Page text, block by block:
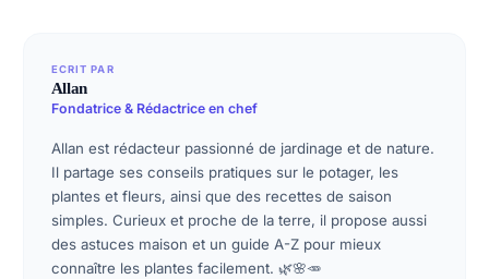
ECRIT PAR
Allan
Fondatrice & Rédactrice en chef
Allan est rédacteur passionné de jardinage et de nature.
Il partage ses conseils pratiques sur le potager, les
plantes et fleurs, ainsi que des recettes de saison
simples. Curieux et proche de la terre, il propose aussi
des astuces maison et un guide A-Z pour mieux
connaître les plantes facilement. 🌿🌸🥕